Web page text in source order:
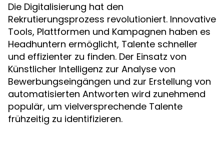
Die Digitalisierung hat den
Rekrutierungsprozess revolutioniert. Innovative
Tools, Plattformen und Kampagnen haben es
Headhuntern ermöglicht, Talente schneller
und effizienter zu finden. Der Einsatz von
Künstlicher Intelligenz zur Analyse von
Bewerbungseingängen und zur Erstellung von
automatisierten Antworten wird zunehmend
populär, um vielversprechende Talente
frühzeitig zu identifizieren.